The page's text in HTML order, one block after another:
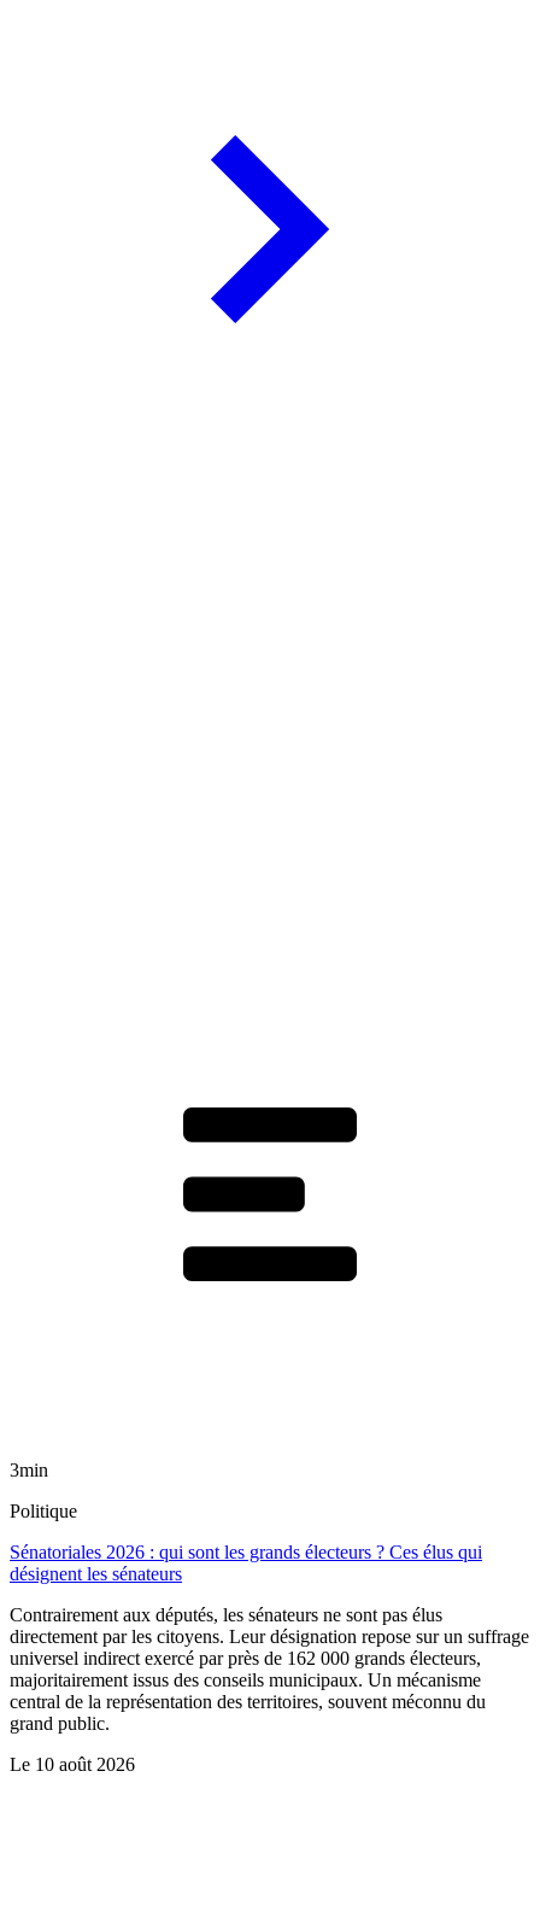
3min
Politique
Sénatoriales 2026 : qui sont les grands électeurs ? Ces élus qui
désignent les sénateurs
Contrairement aux députés, les sénateurs ne sont pas élus
directement par les citoyens. Leur désignation repose sur un suffrage
universel indirect exercé par près de 162 000 grands électeurs,
majoritairement issus des conseils municipaux. Un mécanisme
central de la représentation des territoires, souvent méconnu du
grand public.
Le 10 août 2026